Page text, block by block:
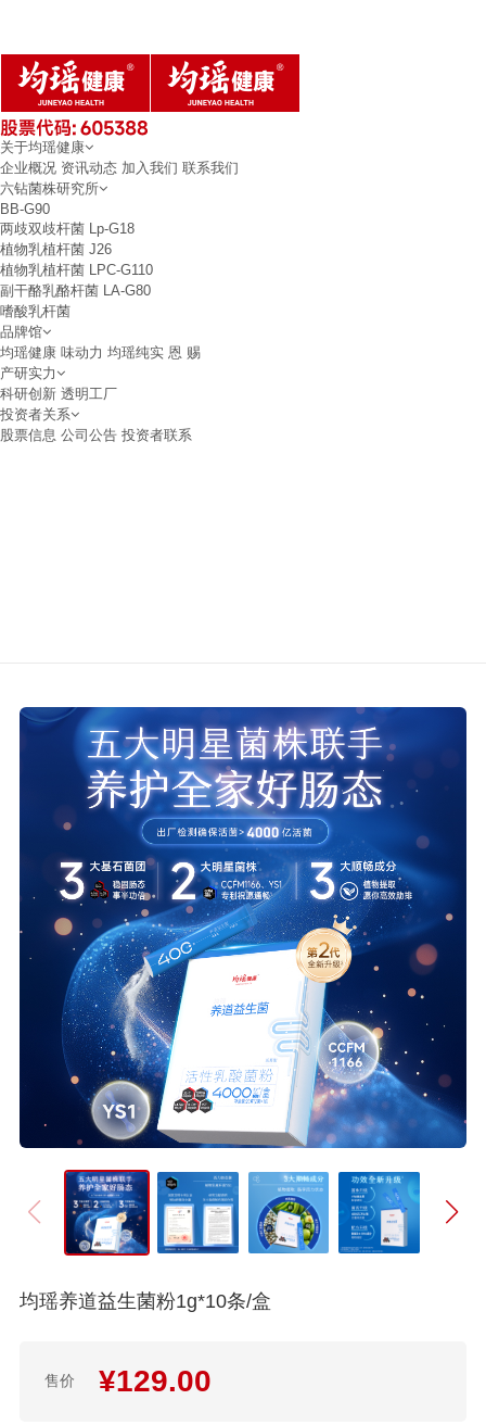
关于均瑶健康
企业概况 资讯动态 加入我们 联系我们
六钻菌株研究所
BB-G90
两歧双歧杆菌 Lp-G18
植物乳植杆菌 J26
植物乳植杆菌 LPC-G110
副干酪乳酪杆菌 LA-G80
嗜酸乳杆菌
品牌馆
均瑶健康 味动力 均瑶纯实 恩 赐
产研实力
科研创新 透明工厂
投资者关系
股票信息 公司公告 投资者联系
均瑶养道益生菌粉1g*10条/盒
售价 ¥129.00